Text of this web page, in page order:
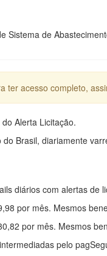
de
ter acesso completo,
Alerta Licitação.
Brasil, diariamente
diários com alertas de
por mês. Mesmos
por mês. Mesmos
pelo